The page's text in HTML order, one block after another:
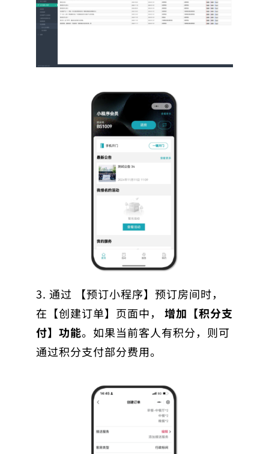
3. 通过 【预订小程序】预订房间时，
在【创建订单】页面中，
增加【积分支
付】功能。如果当前客人有积分，则可
通过积分支付部分费用。